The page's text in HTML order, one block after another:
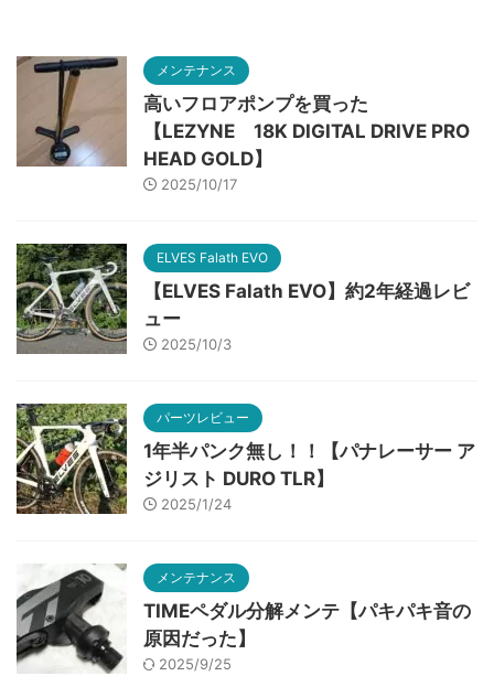
メンテナンス
高いフロアポンプを買った
【LEZYNE 18K DIGITAL DRIVE PRO
HEAD GOLD】
2025/10/17
ELVES Falath EVO
【ELVES Falath EVO】約2年経過レビ
ュー
2025/10/3
パーツレビュー
1年半パンク無し！！【パナレーサー ア
ジリスト DURO TLR】
2025/1/24
メンテナンス
TIMEペダル分解メンテ【パキパキ音の
原因だった】
2025/9/25